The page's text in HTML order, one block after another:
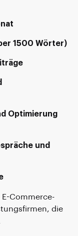
1500 Wörter)
Optimierung
und
Commerce-
die